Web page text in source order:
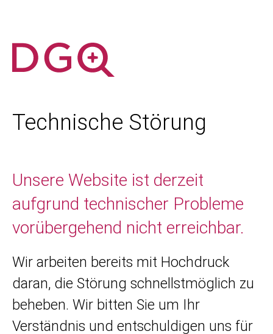
Technische Störung
Unsere Website ist derzeit
aufgrund technischer Probleme
vorübergehend nicht erreichbar.
Wir arbeiten bereits mit Hochdruck
daran, die Störung schnellstmöglich zu
beheben. Wir bitten Sie um Ihr
Verständnis und entschuldigen uns für